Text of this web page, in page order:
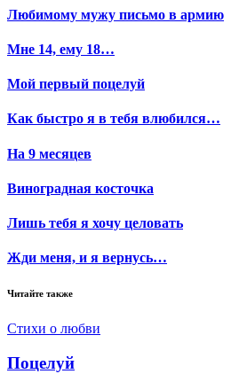
Любимому мужу письмо в армию
Мне 14, ему 18…
Мой первый поцелуй
Как быстро я в тебя влюбился…
На 9 месяцев
Виноградная косточка
Лишь тебя я хочу целовать
Жди меня, и я вернусь…
Читайте также
Стихи о любви
Поцелуй